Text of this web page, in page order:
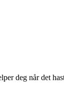
deg når det